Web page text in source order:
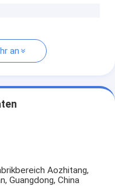
an
Aozhitang,
Guangdong, China